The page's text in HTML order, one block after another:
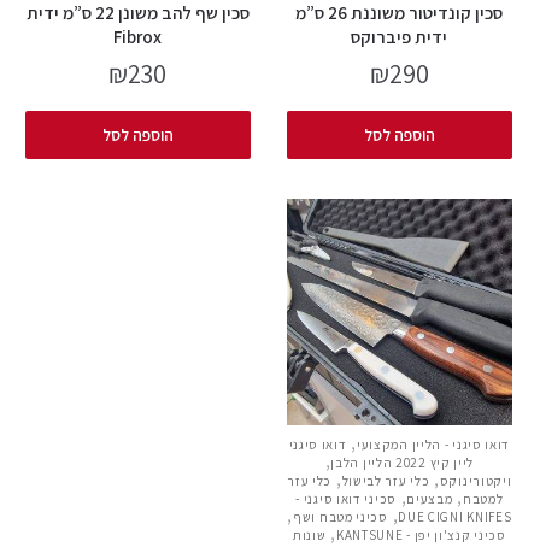
סכין קונדיטור משוננת 26 ס”מ
ידית פיברוקס
₪290
הוספה לסל
סכין שף להב משונן 22 ס”מ ידית
Fibrox
₪230
הוספה לסל
דואו סיגני - הליין המקצועי , דואו סיגני
ליין קיץ 2022 הליין הלבן
,
ויקטורינוקס , כלי עזר לבישול, כלי עזר
למטבח , מבצעים, סכיני דואו סיגני -
DUE CIGNI KNIFES
, סכיני מטבח ושף ,
סכיני קנצ'ון יפן - KANTSUNE , שונות